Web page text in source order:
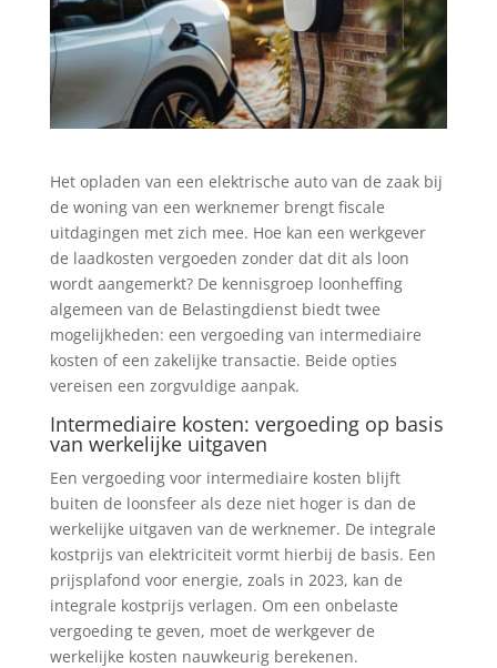
Het opladen van een elektrische auto van de zaak bij
de woning van een werknemer brengt fiscale
uitdagingen met zich mee. Hoe kan een werkgever
de laadkosten vergoeden zonder dat dit als loon
wordt aangemerkt? De kennisgroep loonheffing
algemeen van de Belastingdienst biedt twee
mogelijkheden: een vergoeding van intermediaire
kosten of een zakelijke transactie. Beide opties
vereisen een zorgvuldige aanpak.
Intermediaire kosten: vergoeding op basis
van werkelijke uitgaven
Een vergoeding voor intermediaire kosten blijft
buiten de loonsfeer als deze niet hoger is dan de
werkelijke uitgaven van de werknemer. De integrale
kostprijs van elektriciteit vormt hierbij de basis. Een
prijsplafond voor energie, zoals in 2023, kan de
integrale kostprijs verlagen. Om een onbelaste
vergoeding te geven, moet de werkgever de
werkelijke kosten nauwkeurig berekenen.